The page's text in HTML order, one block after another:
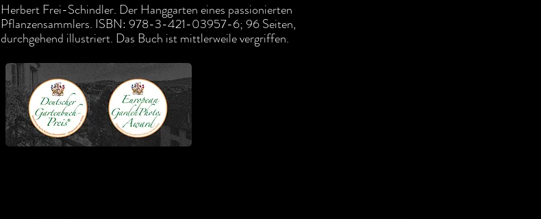
Herbert Frei-Schindler. Der Hanggarten eines passionierten
Pflanzensammlers. ISBN: 978-3-421-03957-6; 96 Seiten,
durchgehend illustriert. Das Buch ist mittlerweile vergriffen.